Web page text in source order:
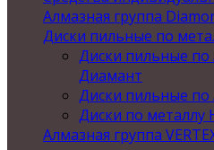
Алмазная группа
Диски пильные по
Диски пильные
Диамант
Диски пильные
Диски по металлу
Алмазная группа